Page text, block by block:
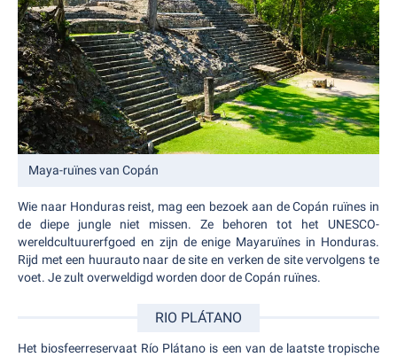
Maya-ruïnes van Copán
Wie naar Honduras reist, mag een bezoek aan de Copán ruïnes in
de diepe jungle niet missen. Ze behoren tot het UNESCO-
wereldcultuurerfgoed en zijn de enige Mayaruïnes in Honduras.
Rijd met een huurauto naar de site en verken de site vervolgens te
voet. Je zult overweldigd worden door de Copán ruïnes.
RIO PLÁTANO
Het biosfeerreservaat Río Plátano is een van de laatste tropische